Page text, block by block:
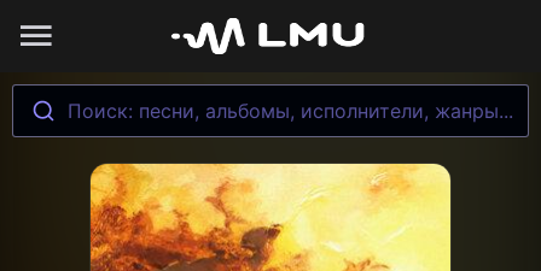
Поиск: песни, альбомы, исполнители, жанры...